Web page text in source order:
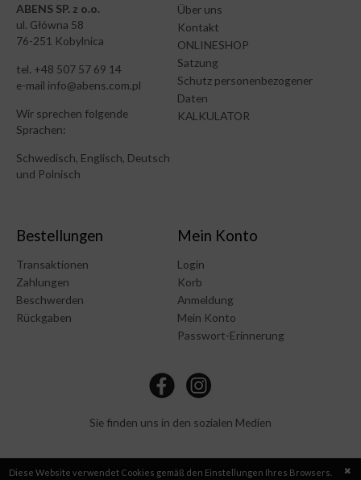
ABENS SP. z o.o.
ul. Główna 58
76-251 Kobylnica
tel. +48 507 57 69 14
e-mail info@abens.com.pl
Wir sprechen folgende
Sprachen:
Schwedisch, Englisch, Deutsch
und Polnisch
Über uns
Kontakt
ONLINESHOP
Satzung
Schutz personenbezogener
Daten
KALKULATOR
Bestellungen
Transaktionen
Zahlungen
Beschwerden
Rückgaben
Mein Konto
Login
Korb
Anmeldung
Mein Konto
Passwort-Erinnerung
Sie finden uns in den sozialen Medien
Copyright ⓒ 2026 Abens - Projekt i wykonanie: Sklepy
Diese Website verwendet Cookies gemäß den Einstellungen Ihres Browsers.